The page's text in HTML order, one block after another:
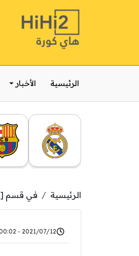
الرئيسية الأخبار
الرئيسية في قسم [
2021/07/12 - 00:02